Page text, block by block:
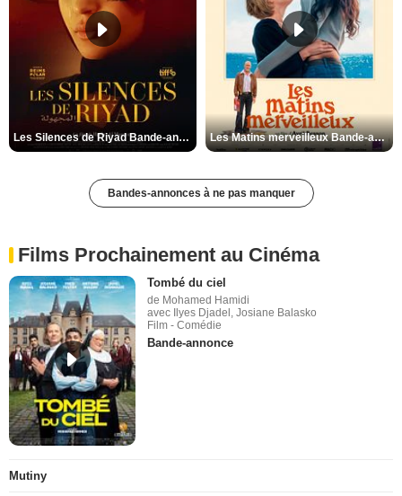
Les Silences de Riyad Bande-annonce VO STFR Les Matins merveilleux Bande-annonce VF
Bandes-annonces à ne pas manquer
Films Prochainement au Cinéma
Tombé du ciel
de Mohamed Hamidi
avec Ilyes Djadel, Josiane Balasko
Film - Comédie
Bande-annonce
Mutiny